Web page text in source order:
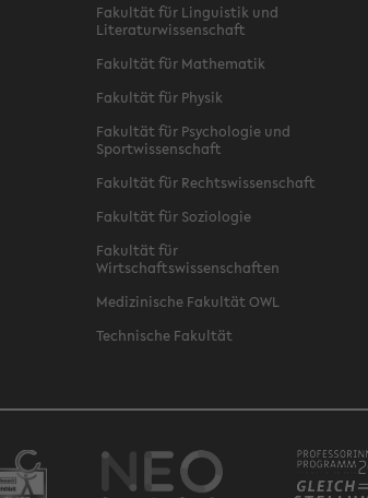
Fakultät für Linguistik und
Literaturwissenschaft
Fakultät für Mathematik
Fakultät für Physik
Fakultät für Psychologie und
Sportwissenschaft
Fakultät für Rechtswissenschaft
Fakultät für Soziologie
Fakultät für
Wirtschaftswissenschaften
Medizinische Fakultät OWL
Technische Fakultät